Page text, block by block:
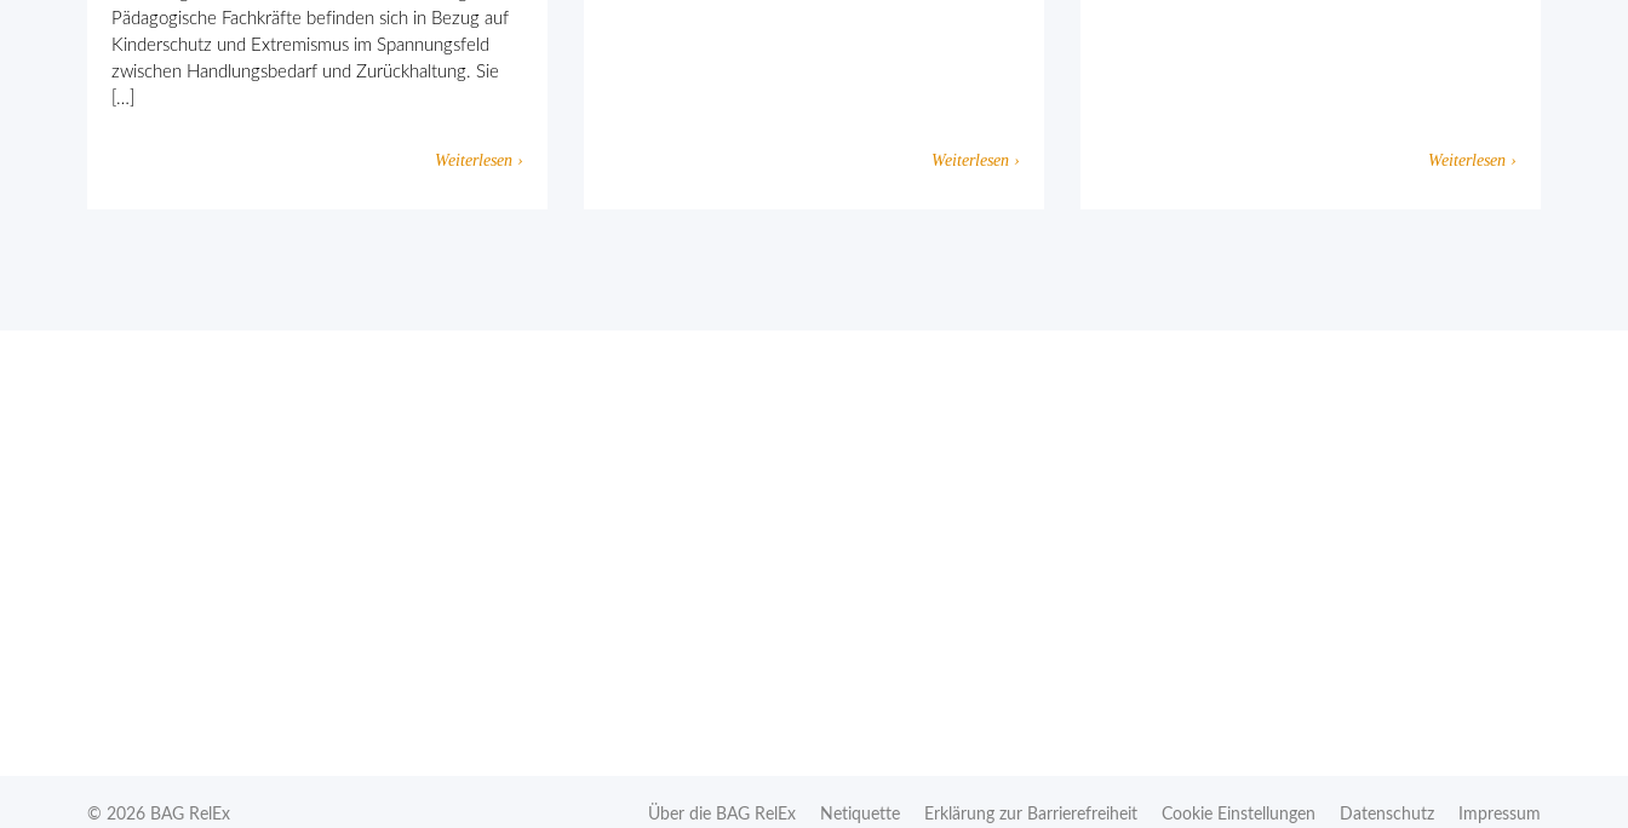
Pädagogische Fachkräfte befinden sich in Bezug auf
Kinderschutz und Extremismus im Spannungsfeld
zwischen Handlungsbedarf und Zurückhaltung. Sie
[…]
Weiterlesen › Weiterlesen › Weiterlesen ›
Über die BAG RelEx Netiquette Erklärung zur Barrierefreiheit Cookie Einstellungen Datenschutz Impressum
© 2026 BAG RelEx